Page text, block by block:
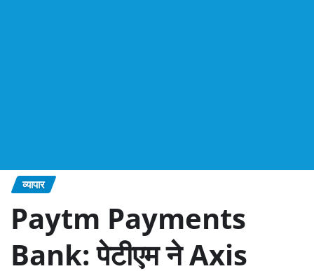
व्यापार
Paytm Payments
Bank: पेटीएम ने Axis